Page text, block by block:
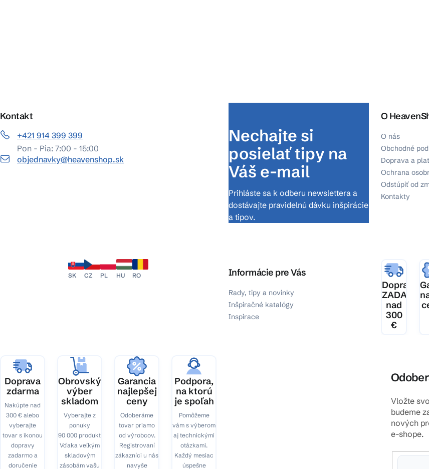
Kontakt
+421 914 399 399
Pon - Pia: 7:00 - 15:00
objednavky@heavenshop.sk
Nechajte si
posielať tipy na
Váš e-mail
Prihláste sa k odberu newslettera a
dostávajte pravidelnú dávku inšpirácie
a tipov.
O
O nás
Obchodné
Doprava a
Ochrana
Odstúpiť od
Kontakty
SK CZ PL HU RO Informácie pre Vás
Rady, tipy a novinky
Inšpiračné katalógy
Inspirace
Doprava
ZADARMO
nad
300
€
Doprava
zdarma
Nakúpte nad
300 € alebo
vyberajte
tovar s ikonou
dopravy
zadarmo a
doručenie
Obrovský
výber
skladom
Vyberajte z
ponuky
90 000 produktov.
Vďaka veľkým
skladovým
zásobám vašu
Garancia
najlepšej
ceny
Odoberáme
tovar priamo
od výrobcov.
Registrovaní
zákazníci u nás
navyše
Podpora,
na ktorú
je spoľah
Pomôžeme
vám s výberom
aj technickými
otázkami.
Každý mesiac
úspešne
Vložte
budeme
nových
e-shope.